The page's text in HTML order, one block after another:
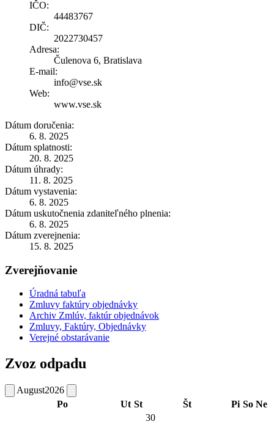
IČO:
44483767
DIČ:
2022730457
Adresa:
Čulenova 6, Bratislava
E-mail:
info@vse.sk
Web:
www.vse.sk
Dátum doručenia:
6. 8. 2025
Dátum splatnosti:
20. 8. 2025
Dátum úhrady:
11. 8. 2025
Dátum vystavenia:
6. 8. 2025
Dátum uskutočnenia zdaniteľného plnenia:
6. 8. 2025
Dátum zverejnenia:
15. 8. 2025
Zverejňovanie
Úradná tabuľa
Zmluvy faktúry objednávky
Archiv Zmlúv, faktúr objednávok
Zmluvy, Faktúry, Objednávky
Verejné obstarávanie
Zvoz odpadu
August2026
Po
Ut St Št Pi So Ne
30